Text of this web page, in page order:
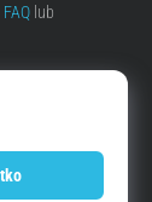
FAQlub